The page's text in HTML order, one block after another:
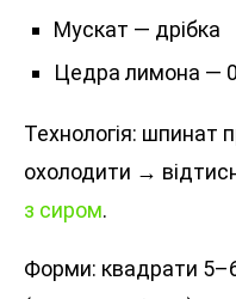
Мускат — дрібка
Цедра лимона —
Технологія: шпинат
охолодити →
з сиром.
Форми: квадрати